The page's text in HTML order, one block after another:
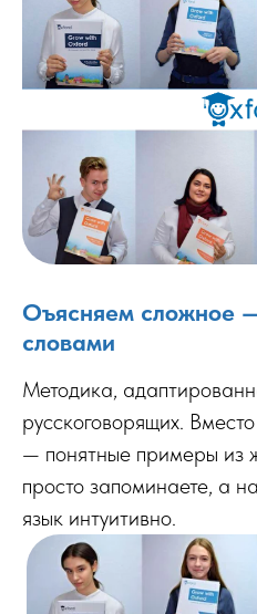
Оъясняем сложное
словами
Методика,
русскоговорящих.
— понятные примеры из
просто запоминаете, а
язык интуитивно.